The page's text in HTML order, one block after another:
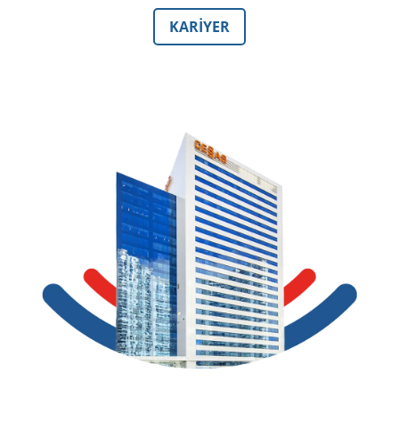
KARİYER